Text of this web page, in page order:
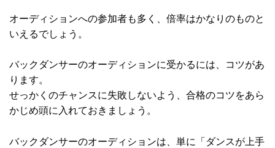
オーディションへの参加者も多く、倍率はかなりのものと
いえるでしょう。
バックダンサーのオーディションに受かるには、コツがあ
ります。
せっかくのチャンスに失敗しないよう、合格のコツをあら
かじめ頭に入れておきましょう。
バックダンサーのオーディションは、単に「ダンスが上手